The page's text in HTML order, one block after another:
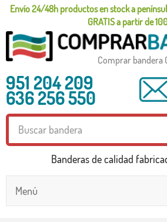
Envío 24/48h productos en stock a
GRATIS a partir de
Comprar bandera
951 204 209
636 256 550
Banderas de calidad
Menú